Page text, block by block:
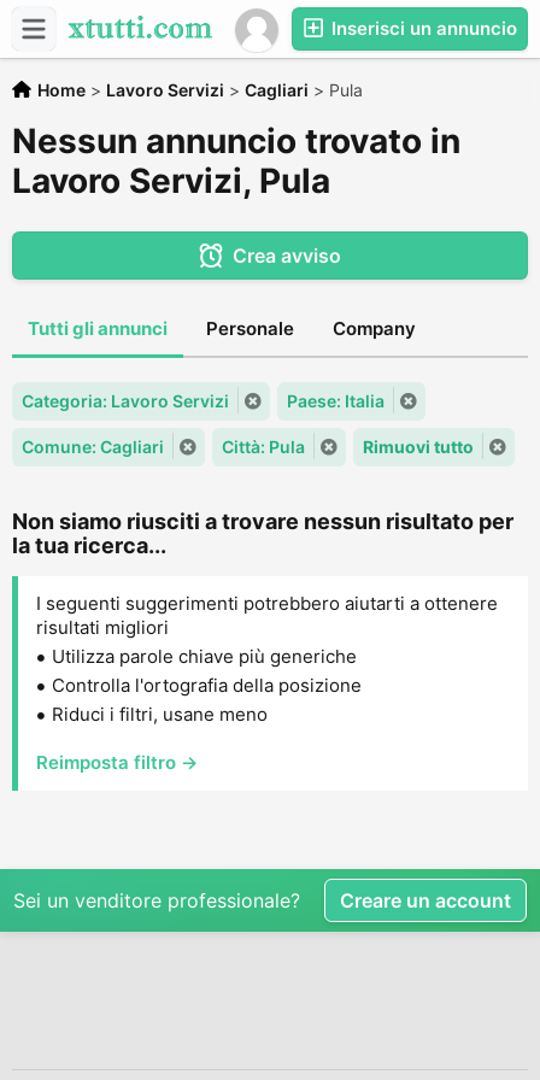
Inserisci un annuncio
Home > Lavoro Servizi > Cagliari > Pula
Nessun annuncio trovato in
Lavoro Servizi, Pula
Crea avviso
Tutti gli annunci Personale Company
Categoria: Lavoro Servizi Paese: Italia
Comune: Cagliari Città: Pula Rimuovi tutto
Non siamo riusciti a trovare nessun risultato per
la tua ricerca...
I seguenti suggerimenti potrebbero aiutarti a ottenere
risultati migliori
Utilizza parole chiave più generiche
Controlla l'ortografia della posizione
Riduci i filtri, usane meno
Reimposta filtro →
Sei un venditore professionale? Creare un account